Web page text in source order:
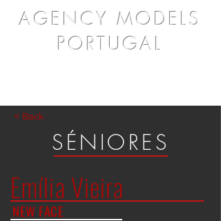
AGENCY MODELS
PORTUGAL
< Back
SÉNIORES
Emília Vieira
NEW FACE